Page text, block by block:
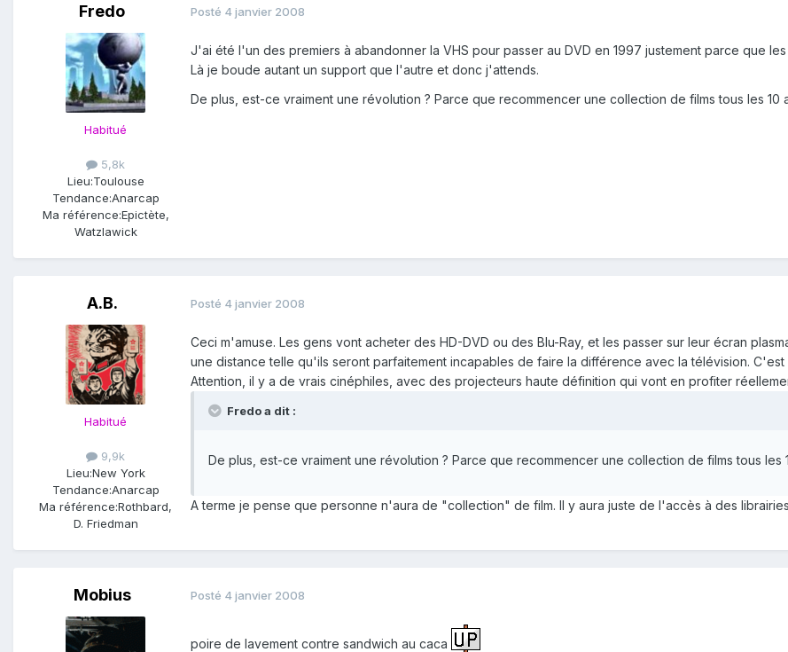
Fredo
Habitué
5,8k
Lieu:Toulouse
Tendance:Anarcap
Ma référence:Epictète,
Watzlawick
Posté 4 janvier 2008
J'ai été l'un des premiers à abandonner la VHS pour passer au DVD en 1997 justement parce que
Là je boude autant un support que l'autre et donc j'attends.
De plus, est-ce vraiment une révolution ? Parce que recommencer une collection de films tous les 10
A.B.
Habitué
9,9k
Lieu:New York
Tendance:Anarcap
Ma référence:Rothbard,
D. Friedman
Posté 4 janvier 2008
Ceci m'amuse. Les gens vont acheter des HD-DVD ou des Blu-Ray, et les passer sur leur écran
une distance telle qu'ils seront parfaitement incapables de faire la différence avec la télévision.
Attention, il y a de vrais cinéphiles, avec des projecteurs haute définition qui vont en profiter
Fredo a dit :
De plus, est-ce vraiment une révolution ? Parce que recommencer une collection de films tous les
A terme je pense que personne n'aura de "collection" de film. Il y aura juste de l'accès à des
Mobius Posté 4 janvier 2008
poire de lavement contre sandwich au caca